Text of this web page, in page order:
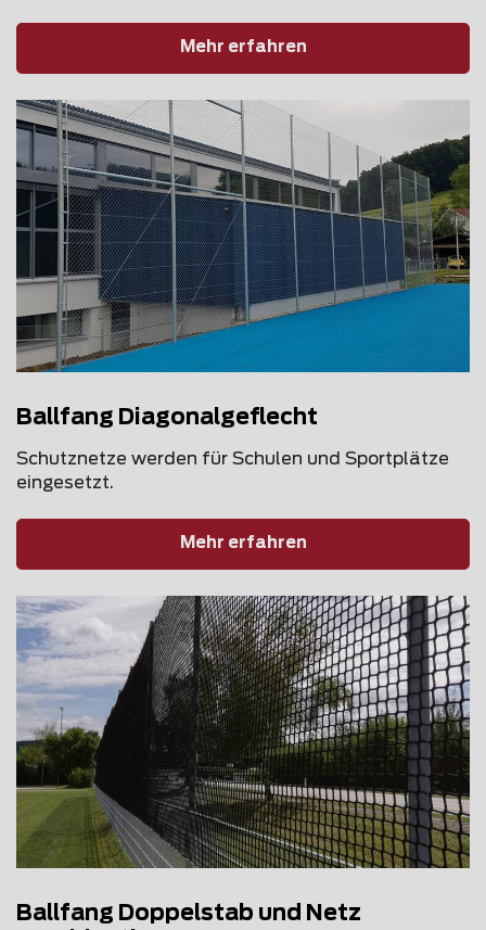
Mehr erfahren
Ballfang Diagonalgeflecht
Schutznetze werden für Schulen und Sportplätze
eingesetzt.
Mehr erfahren
Ballfang Doppelstab und Netz